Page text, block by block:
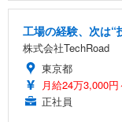
工場の経験、次は“
株式会社TechRoad
東京都
月給24万3,000
正社員